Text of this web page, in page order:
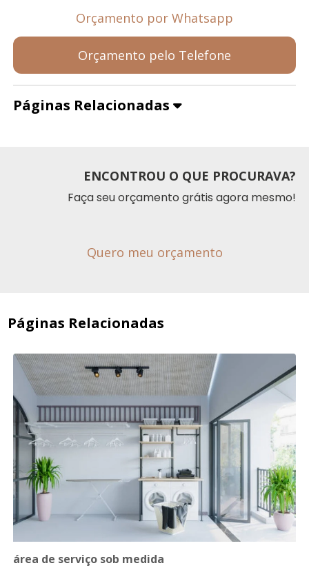
Orçamento por Whatsapp
Orçamento pelo Telefone
Páginas Relacionadas
ENCONTROU O QUE PROCURAVA?
Faça seu orçamento grátis agora mesmo!
Quero meu orçamento
Páginas Relacionadas
área de serviço sob medida